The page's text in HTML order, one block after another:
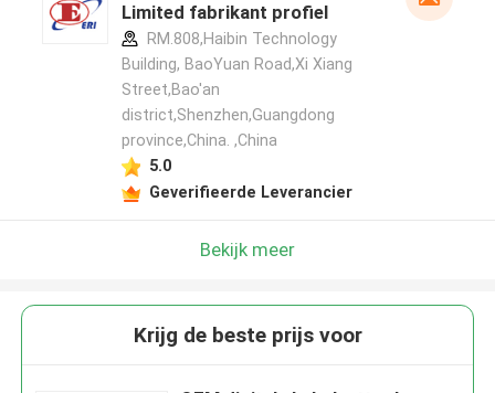
Limited fabrikant profiel
RM.808,Haibin Technology
Building, BaoYuan Road,Xi Xiang
Street,Bao'an
district,Shenzhen,Guangdong
province,China. ,China
5.0
Geverifieerde Leverancier
Bekijk meer
Krijg de beste prijs voor